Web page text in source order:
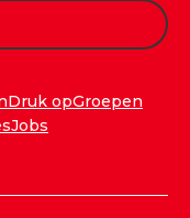
Druk opGroepen
Jobs